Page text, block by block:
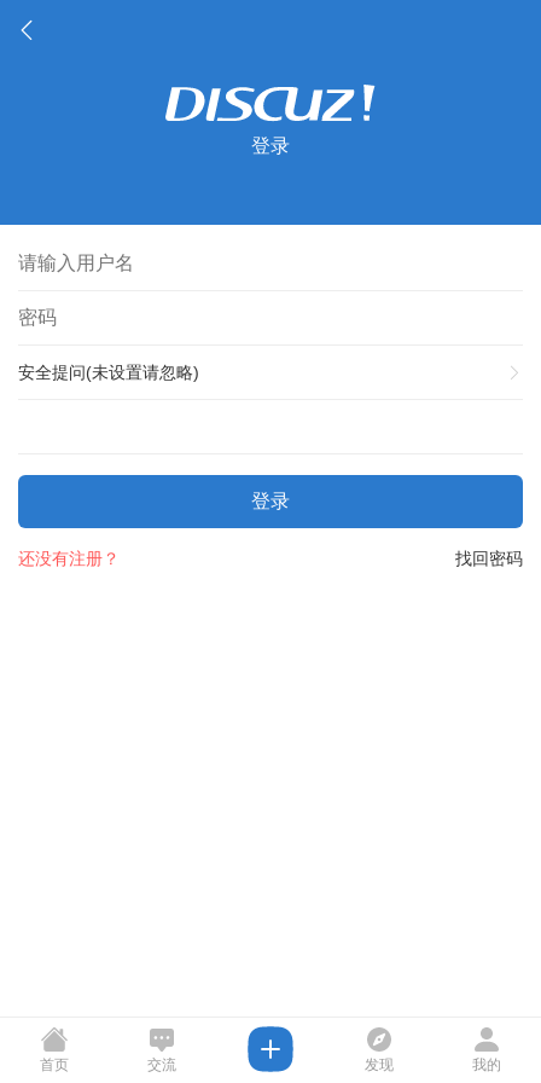
登录
安全提问(未设置请忽略)
登录
找回密码
还没有注册？
首页 交流 发现 我的